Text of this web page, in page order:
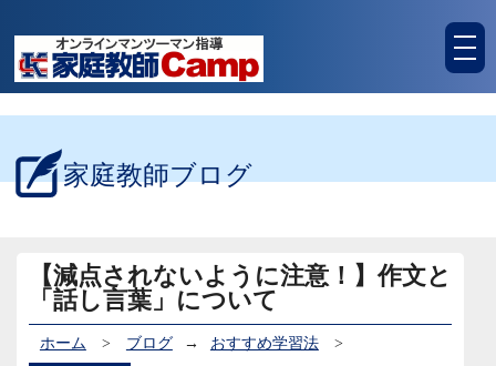
家庭教師ブログ
【減点されないように注意！】作文と
「話し言葉」について
ホーム > ブログ → おすすめ学習法 >